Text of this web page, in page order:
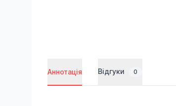
Аннотація Відгуки 0